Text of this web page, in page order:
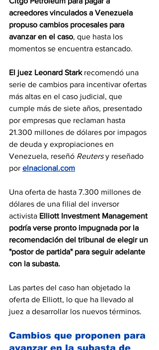
acreedores vinculados a Venezuela
propuso cambios procesales para
avanzar en el caso, que hasta los
momentos se encuentra estancado.
El juez Leonard Stark recomendó una
serie de cambios para incentivar ofertas
más altas en el caso judicial, que
cumple más de siete años, presentado
por empresas que reclaman hasta
21.300 millones de dólares por impagos
de deuda y expropiaciones en
Venezuela, reseñó Reuters y reseñado
por elnacional.com
Una oferta de hasta 7.300 millones de
dólares de una filial del inversor
activista Elliott Investment Management
podría verse pronto impugnada por la
recomendación del tribunal de elegir un
"postor de partida" para seguir adelante
con la subasta.
Las partes del caso han objetado la
oferta de Elliott, lo que ha llevado al
juez a desarrollar los nuevos términos.
Cambios que proponen para